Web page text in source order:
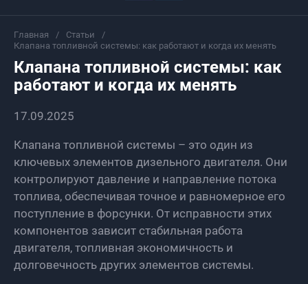
Главная / Статьи
/
Клапана топливной системы: как работают и когда их менять
Клапана топливной системы: как
работают и когда их менять
17.09.2025
Клапана топливной системы – это один из
ключевых элементов дизельного двигателя. Они
контролируют давление и направление потока
топлива, обеспечивая точное и равномерное его
поступление в форсунки. От исправности этих
компонентов зависит стабильная работа
двигателя, топливная экономичность и
долговечность других элементов системы.